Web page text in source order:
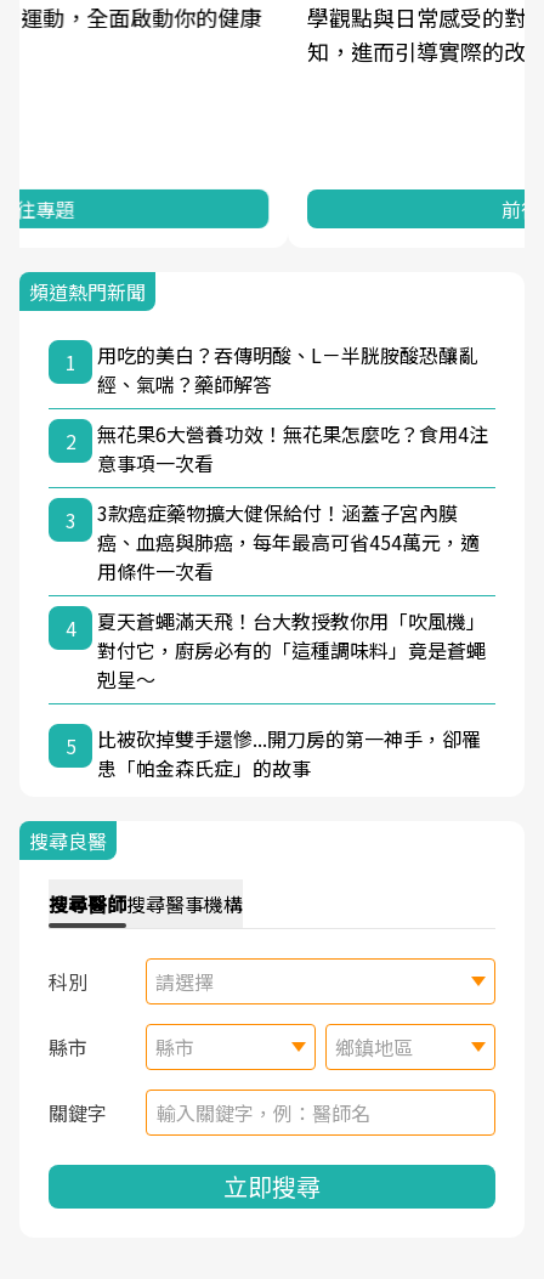
學觀點與日常感受的對話，建立對亞健康的認
知，進而引導實際的改善行動。
頻道熱門新聞
1
用吃的美白？吞傳明酸、L－半胱胺酸恐釀亂
經、氣喘？藥師解答
2
無花果6大營養功效！無花果怎麼吃？食用4注
意事項一次看
3
3款癌症藥物擴大健保給付！涵蓋子宮內膜
癌、血癌與肺癌，每年最高可省454萬元，適
用條件一次看
4
夏天蒼蠅滿天飛！台大教授教你用「吹風機」
對付它，廚房必有的「這種調味料」竟是蒼蠅
剋星～
5
比被砍掉雙手還慘...開刀房的第一神手，卻罹
患「帕金森氏症」的故事
搜尋良醫
搜尋醫師搜尋醫事機構
科別 請選擇
縣市 縣市 鄉鎮地區
關鍵字
立即搜尋